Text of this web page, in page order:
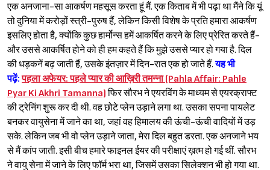
एक अनजाना-सा आकर्षण महसूस करता हूं मैं. एक किताब में भी पढ़ा था मैंने कि यूं
तो दुनिया में करोड़ों स्त्री-पुरुष हैं, लेकिन किसी विशेष के प्रति हमारा आकर्षण
इसलिए होता है, क्योंकि कुछ हार्मोन्स हमें आकर्षित करने के लिए प्रेरित करते हैं-
और उससे आकर्षित होने को ही हम कहते हैं कि मुझे उससे प्यार हो गया है. दिल
की धड़कनें बढ़ जाती हैं, उसके इंतज़ार में दिन-रात एक हो जाते हैं.यह भी
पढ़ें:पहला अफेयर: पहले प्यार की आख़िरी तमन्ना (Pahla Affair: Pahle
Pyar Ki Akhri Tamanna)फिर सौरभ ने एयरविंग के माध्यम से एयरक्राफ्ट
की ट्रेनिंग शुरू कर दी थी. वह छोटे प्लेन उड़ाने लगा था. उसका सपना पायलेट
बनकर वायुसेना में जाने का था, जहां वह हिमालय की ऊंची-ऊंची वादियों में उड़
सके. लेकिन जब भी वो प्लेन उड़ाने जाता, मेरा दिल बहुत डरता. एक अनजाने भय
से मैं कांप जाती. इसी बीच हमारे फाइनल ईयर की परीक्षाएं ख़त्म हो गई थीं. सौरभ
ने वायु सेना में जाने के लिए फॉर्म भरा था, जिसमें उसका सिलेक्शन भी हो गया था.